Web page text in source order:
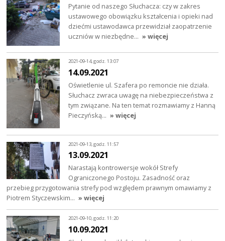
Pytanie od naszego Słuchacza: czy w zakres
ustawowego obowiązku kształcenia i opieki nad
dziećmi ustawodawca przewidział zaopatrzenie
uczniów w niezbędne… » więcej
2021-09-14, godz. 13:07
14.09.2021
Oświetlenie ul. Szafera po remoncie nie działa.
Słuchacz zwraca uwagę na niebezpieczeństwa z
tym związane. Na ten temat rozmawiamy z Hanną
Pieczyńską… » więcej
2021-09-13, godz. 11:57
13.09.2021
Narastają kontrowersje wokół Strefy
Ograniczonego Postoju. Zasadność oraz
przebieg przygotowania strefy pod względem prawnym omawiamy z
Piotrem Styczewskim… » więcej
2021-09-10, godz. 11:20
10.09.2021